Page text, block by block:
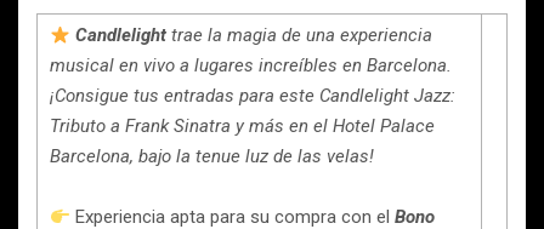
Candlelight trae la magia de una experiencia
musical en vivo a lugares increíbles en Barcelona.
¡Consigue tus entradas para este Candlelight Jazz:
Tributo a Frank Sinatra y más en el Hotel Palace
Barcelona, bajo la tenue luz de las velas!
Experiencia apta para su compra con elBono